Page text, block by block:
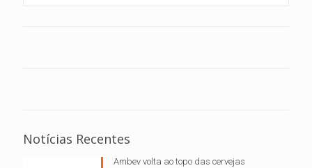
Notícias Recentes
Ambev volta ao topo das cervejas